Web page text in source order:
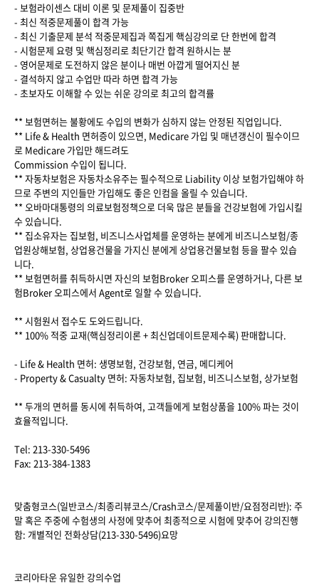
- 보험라이센스 대비 이론 및 문제풀이 집중반
- 최신 적중문제풀이 합격 가능
- 최신 기출문제 분석 적중문제집과 쪽집게 핵심강의로 단 한번에 합격
- 시험문제 요령 및 핵심정리로 최단기간 합격 원하시는 분
- 영어문제로 도전하지 않은 분이나 매번 아깝게 떨어지신 분
- 결석하지 않고 수업만 따라 하면 합격 가능
- 초보자도 이해할 수 있는 쉬운 강의로 최고의 합격률
** 보험면허는 불황에도 수입의 변화가 심하지 않는 안정된 직업입니다.
** Life & Health 면허증이 있으면, Medicare 가입 및 매년갱신이 필수이므
로 Medicare 가입만 해드려도
Commission 수입이 됩니다.
** 자동차보험은 자동차소유주는 필수적으로 Liability 이상 보험가입해야 하
므로 주변의 지인들만 가입해도 좋은 인컴을 올릴 수 있습니다.
** 오바마대통령의 의료보험정책으로 더욱 많은 분들을 건강보험에 가입시킬
수 있습니다.
** 집소유자는 집보험, 비즈니스사업체를 운영하는 분에게 비즈니스보험/종
업원상해보험, 상업용건물을 가지신 분에게 상업용건물보험 등을 팔수 있습
니다.
** 보험면허를 취득하시면 자신의 보험Broker 오피스를 운영하거나, 다른 보
험Broker 오피스에서 Agent로 일할 수 있습니다.
** 시험원서 접수도 도와드립니다.
** 100% 적중 교재(핵심정리이론 + 최신업데이트문제수록) 판매합니다.
- Life & Health 면허: 생명보험, 건강보험, 연금, 메디케어
- Property & Casualty 면허: 자동차보험, 집보험, 비즈니스보험, 상가보험
** 두개의 면허를 동시에 취득하여, 고객들에게 보험상품을 100% 파는 것이
효율적입니다.
Tel: 213-330-5496
Fax: 213-384-1383
맞춤형코스(일반코스/최종리뷰코스/Crash코스/문제풀이반/요점정리반): 주
말 혹은 주중에 수험생의 사정에 맞추어 최종적으로 시험에 맞추어 강의진행
함: 개별적인 전화상담(213-330-5496)요망
코리아타운 유일한 강의수업